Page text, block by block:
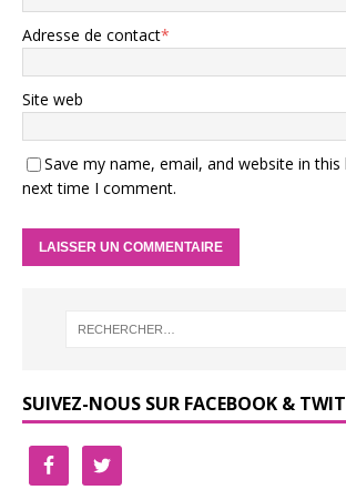
Adresse de contact*
Site web
Save my name, email, and website in
next time I comment.
SUIVEZ-NOUS SUR FACEBOOK &